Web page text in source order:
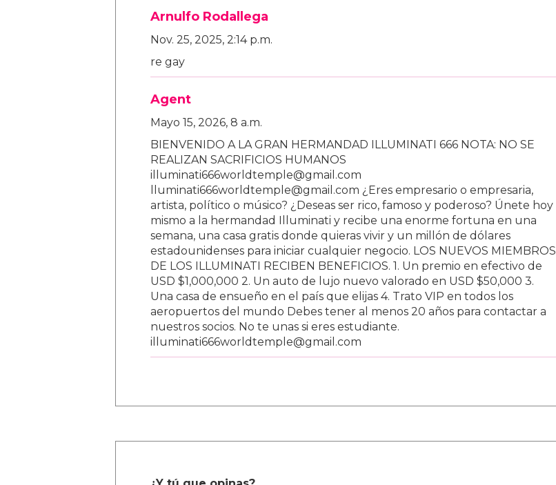
Arnulfo Rodallega
Nov. 25, 2025, 2:14 p.m.
re gay
Agent
Mayo 15, 2026, 8 a.m.
BIENVENIDO A LA GRAN HERMANDAD ILLUMINATI 666 NOTA: NO SE
REALIZAN SACRIFICIOS HUMANOS
illuminati666worldtemple@gmail.com
lluminati666worldtemple@gmail.com ¿Eres empresario o empresaria,
artista, político o músico? ¿Deseas ser rico, famoso y poderoso? Únete hoy
mismo a la hermandad Illuminati y recibe una enorme fortuna en una
semana, una casa gratis donde quieras vivir y un millón de dólares
estadounidenses para iniciar cualquier negocio. LOS NUEVOS MIEMBROS
DE LOS ILLUMINATI RECIBEN BENEFICIOS. 1. Un premio en efectivo de
USD $1,000,000 2. Un auto de lujo nuevo valorado en USD $50,000 3.
Una casa de ensueño en el país que elijas 4. Trato VIP en todos los
aeropuertos del mundo Debes tener al menos 20 años para contactar a
nuestros socios. No te unas si eres estudiante.
illuminati666worldtemple@gmail.com